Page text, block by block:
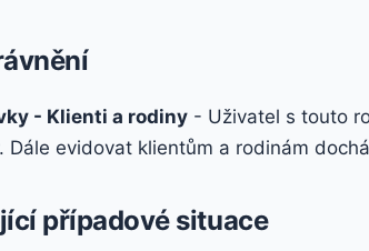
- Klienti a rodiny - Uživatel s touto
Dále evidovat klientům a rodinám
případové situace